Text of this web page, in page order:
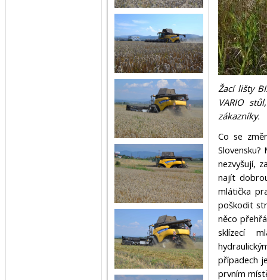
Žací lišty
VARIO
zákazníky.
Co se
Slovensku?
nezvyšují,
najít
mlátička
poškodit
něco
sklízecí
případech
prvním